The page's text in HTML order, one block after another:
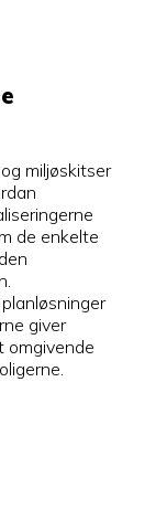
miljøskitser
de enkelte
giver
omgivende